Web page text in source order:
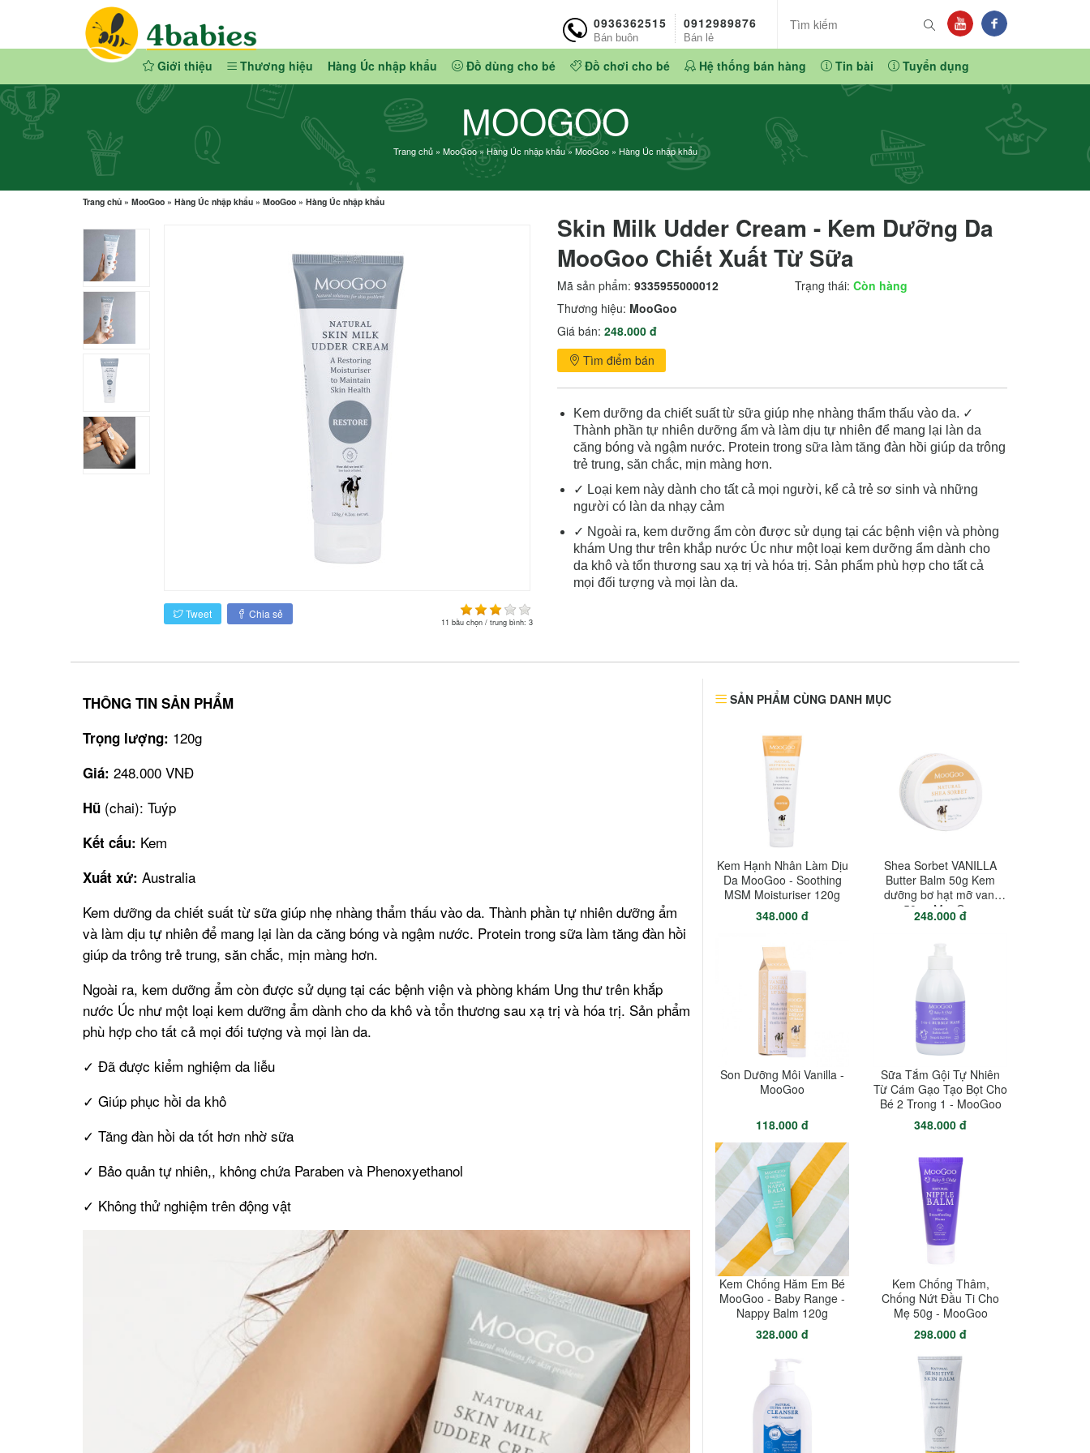
0936362515
Bán buôn
0912989876
Bán lẻ
Giới thiệu Thương hiệu Hàng Úc nhập khẩu Đồ dùng cho bé Đồ chơi cho bé Hệ thống bán hàng Tin bài Tuyển dụng
MOOGOO
Trang chủ» MooGoo»Hàng Úc nhập khẩu»MooGoo» Hàng Úc nhập khẩu
Trang chủ » MooGoo » Hàng Úc nhập khẩu » MooGoo » Hàng Úc nhập khẩu
Skin Milk Udder Cream - Kem Dưỡng Da
MooGoo Chiết Xuất Từ Sữa
Mã sản phẩm: 9335955000012 Trạng thái: Còn hàng
Thương hiệu: MooGoo
Giá bán: 248.000 đ
Tìm điểm bán
11 bầu chọn / trung bình: 3
Tweet Chia sẻ
Kem dưỡng da chiết suất từ sữa giúp nhẹ nhàng thẩm thấu vào da. ✓
Thành phần tự nhiên dưỡng ẩm và làm dịu tự nhiên để mang lại làn da
căng bóng và ngậm nước. Protein trong sữa làm tăng đàn hồi giúp da trông
trẻ trung, săn chắc, mịn màng hơn.
✓ Loại kem này dành cho tất cả mọi người, kể cả trẻ sơ sinh và những
người có làn da nhạy cảm
✓ Ngoài ra, kem dưỡng ẩm còn được sử dụng tại các bệnh viện và phòng
khám Ung thư trên khắp nước Úc như một loại kem dưỡng ẩm dành cho
da khô và tổn thương sau xạ trị và hóa trị. Sản phẩm phù hợp cho tất cả
mọi đối tượng và mọi làn da.
THÔNG TIN SẢN PHẨM
Trọng lượng: 120g
Giá: 248.000 VNĐ
Hũ (chai): Tuýp
Kết cấu: Kem
Xuất xứ: Australia
Kem dưỡng da chiết suất từ sữa giúp nhẹ nhàng thẩm thấu vào da. Thành phần tự nhiên dưỡng ẩm
và làm dịu tự nhiên để mang lại làn da căng bóng và ngậm nước. Protein trong sữa làm tăng đàn hồi
giúp da trông trẻ trung, săn chắc, mịn màng hơn.
Ngoài ra, kem dưỡng ẩm còn được sử dụng tại các bệnh viện và phòng khám Ung thư trên khắp
nước Úc như một loại kem dưỡng ẩm dành cho da khô và tổn thương sau xạ trị và hóa trị. Sản phẩm
phù hợp cho tất cả mọi đối tượng và mọi làn da.
✓ Đã được kiểm nghiệm da liễu
✓ Giúp phục hồi da khô
✓ Tăng đàn hồi da tốt hơn nhờ sữa
✓ Bảo quản tự nhiên,, không chứa Paraben và Phenoxyethanol
✓ Không thử nghiệm trên động vật
SẢN PHẨM CÙNG DANH MỤC
Kem Hạnh Nhân Làm Dịu
Da MooGoo - Soothing
MSM Moisturiser 120g
348.000 đ
Shea Sorbet VANILLA
Butter Balm 50g Kem
dưỡng bơ hạt mỡ vani
50g - MooGoo
248.000 đ
Son Dưỡng Môi Vanilla -
MooGoo
118.000 đ
Sữa Tắm Gội Tự Nhiên
Từ Cám Gạo Tạo Bọt Cho
Bé 2 Trong 1 - MooGoo
348.000 đ
Kem Chống Hăm Em Bé
MooGoo - Baby Range -
Nappy Balm 120g
328.000 đ
Kem Chống Thâm,
Chống Nứt Đầu Ti Cho
Mẹ 50g - MooGoo
298.000 đ